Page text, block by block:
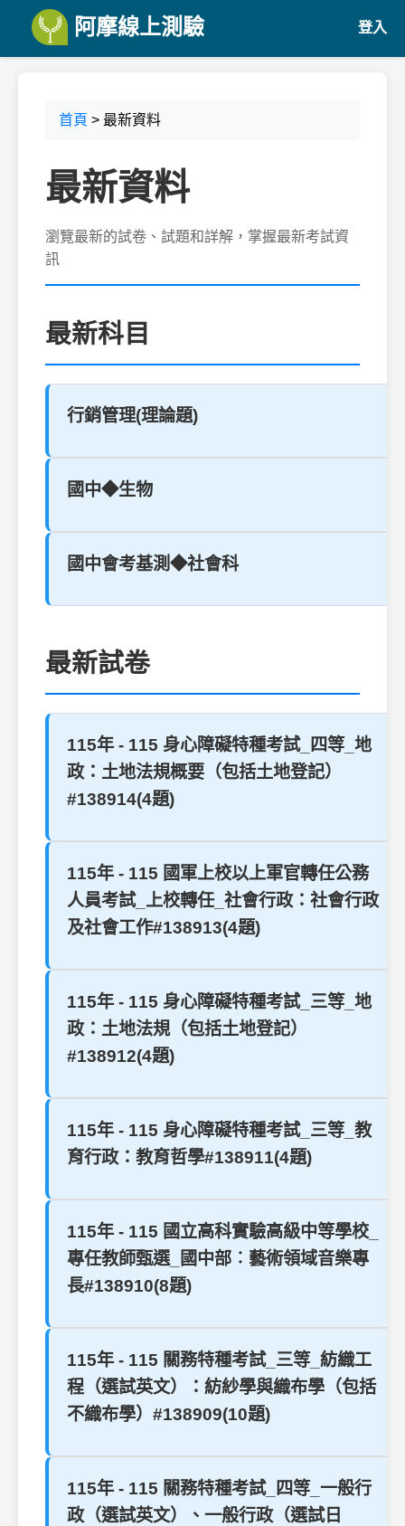
阿摩線上測驗 登入
首頁 > 最新資料
最新資料
瀏覽最新的試卷、試題和詳解，掌握最新考試資
訊
最新科目
行銷管理(理論題)
國中◆生物
國中會考基測◆社會科
最新試卷
115年 - 115 身心障礙特種考試_四等_地
政：土地法規概要（包括土地登記）
#138914(4題)
115年 - 115 國軍上校以上軍官轉任公務
人員考試_上校轉任_社會行政：社會行政
及社會工作#138913(4題)
115年 - 115 身心障礙特種考試_三等_地
政：土地法規（包括土地登記）
#138912(4題)
115年 - 115 身心障礙特種考試_三等_教
育行政：教育哲學#138911(4題)
115年 - 115 國立高科實驗高級中等學校_
專任教師甄選_國中部︰藝術領域音樂專
長#138910(8題)
115年 - 115 關務特種考試_三等_紡織工
程（選試英文）：紡紗學與織布學（包括
不織布學）#138909(10題)
115年 - 115 關務特種考試_四等_一般行
政（選試英文）、一般行政（選試日